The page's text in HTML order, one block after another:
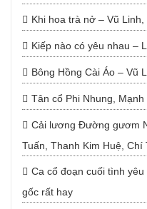
Khi hoa trà nở – Vũ Linh,
Kiếp nào có yêu nhau –
Bông Hồng Cài Áo – Vũ
Tân cổ Phi Nhung,
Cải lương Đường gươm
Tuấn, Thanh Kim Huệ, Chí
Ca cổ đoạn cuối tình
gốc rất hay